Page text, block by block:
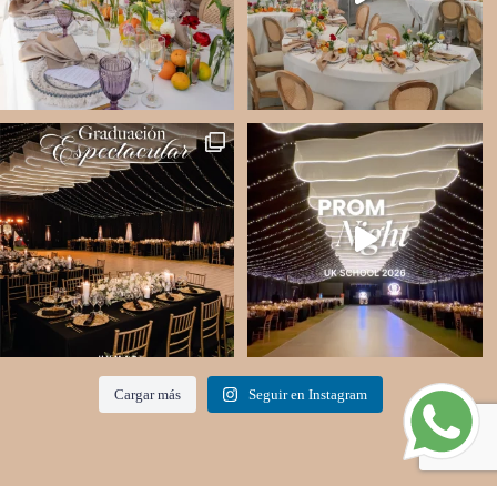
Cargar más Seguir en Instagram